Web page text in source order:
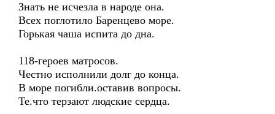
Знать не исчезла в народе она.
Всех поглотило Баренцево море.
Горькая чаша испита до дна.
118-героев матросов.
Честно исполнили долг до конца.
В море погибли.оставив вопросы.
Те.что терзают людские сердца.